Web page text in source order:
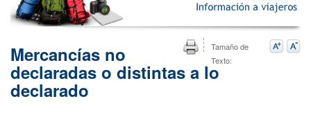
Tamaño de
Texto:
Mercancías no
declaradas o distintas a lo
declarado